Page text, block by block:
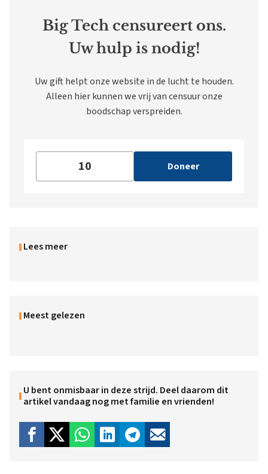
Big Tech censureert ons.
Uw hulp is nodig!
Uw gift helpt onze website in de lucht te houden.
Alleen hier kunnen we vrij van censuur onze
boodschap verspreiden.
Doneer
Lees meer
Meest gelezen
U bent onmisbaar in deze strijd. Deel daarom dit
artikel vandaag nog met familie en vrienden!